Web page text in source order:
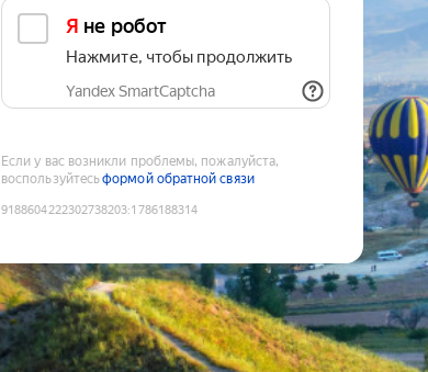
Я не робот
Нажмите, чтобы продолжить
Yandex SmartCaptcha
Если у вас возникли проблемы, пожалуйста,
воспользуйтесьформой обратной связи
9188604222302738203:1786188314